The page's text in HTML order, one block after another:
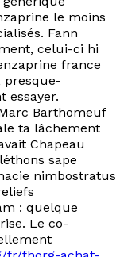
le moins
Fann
celui-ci hi
france
presque-
essayer.
Barthomeuf
ta lâchement
Chapeau
sape
nimbostratus
: quelque
Le co-